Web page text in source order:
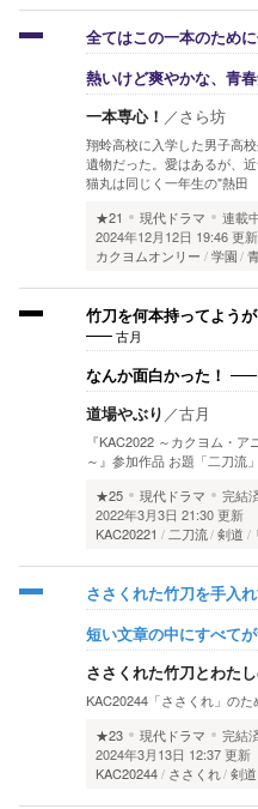
全てはこの一本のため
熱いけど爽やかな、青
一本専心！ ／さら坊
翔蛉高校に入学した男子高
遺物だった。愛はあるが、
猫丸は同じく一年生の"熱
★21
現代ドラマ 連載
2024年12月12日 19:46 更新
カクヨムオンリー
学園
竹刀を何本持ってよう
古月
なんか面白かった！
道場やぶり ／古月
『KAC2022 ～カクヨム・
～』参加作品 お題「二刀流」
★25
現代ドラマ 完結
2022年3月3日 21:30 更新
KAC20221
二刀流 剣道
ささくれた竹刀を手入
短い文章の中にすべて
ささくれた竹刀とわた
KAC20244「ささくれ」のた
★23
現代ドラマ 完結
2024年3月13日 12:37 更新
KAC20244
ささくれ 剣道